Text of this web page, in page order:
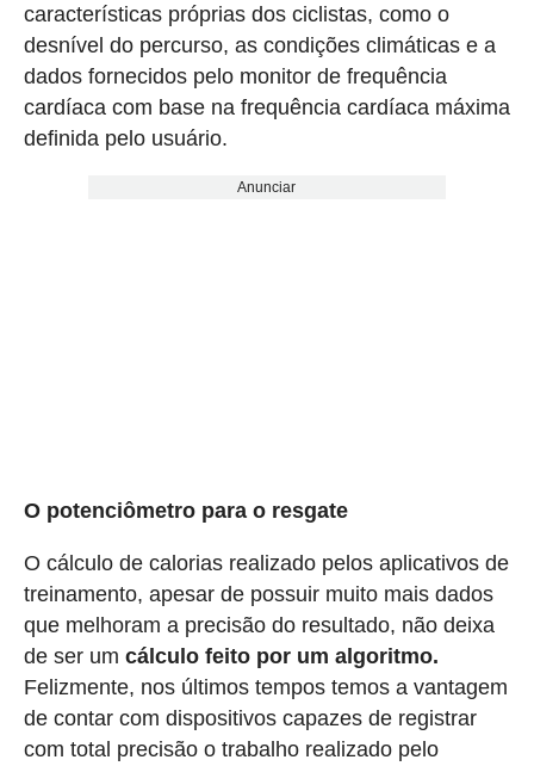
características próprias dos ciclistas, como o
desnível do percurso, as condições climáticas e a
dados fornecidos pelo monitor de frequência
cardíaca com base na frequência cardíaca máxima
definida pelo usuário.
Anunciar
O potenciômetro para o resgate
O cálculo de calorias realizado pelos aplicativos de
treinamento, apesar de possuir muito mais dados
que melhoram a precisão do resultado, não deixa
de ser um cálculo feito por um algoritmo.
Felizmente, nos últimos tempos temos a vantagem
de contar com dispositivos capazes de registrar
com total precisão o trabalho realizado pelo